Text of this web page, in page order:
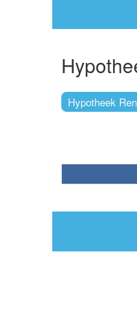
Hypotheek